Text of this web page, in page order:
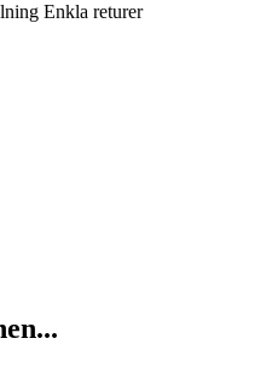
Enkla returer